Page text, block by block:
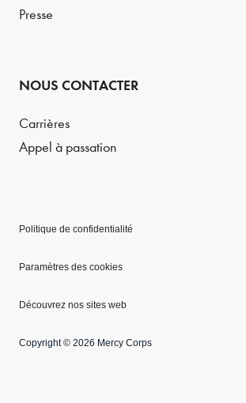
Presse
NOUS CONTACTER
Carrières
Appel à passation
Politique de confidentialité
Paramètres des cookies
Découvrez nos sites web
Copyright © 2026 Mercy Corps